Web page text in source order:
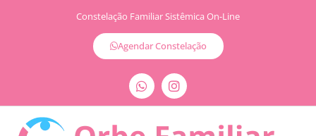
Constelação Familiar Sistêmica On-Line
Agendar Constelação